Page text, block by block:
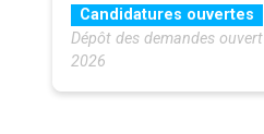
Candidatures ouvertes
Dépôt des demandes
2026